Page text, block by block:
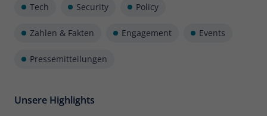
Tech Security Policy
Zahlen & Fakten Engagement Events
Pressemitteilungen
Unsere Highlights